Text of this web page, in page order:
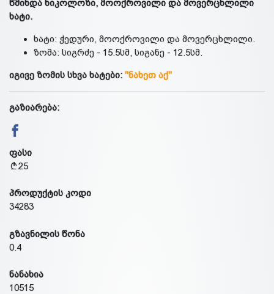
წმინდა ნიკოლოზი, მოოქროვილი და მოვერცხლილი
ხატი.
ხატი: ჭედური, მოოქროვილი და მოვერცხლილი.
ზომა: სიგრძე - 15.5სმ, სიგანე - 12.5სმ.
იგივე ზომის სხვა ხატები: "ნახეთ აქ"
გაზიარება:
ფასი
25
პროდუქტის კოდი
34283
გზავნილის წონა
0.4
ნანახია
10515